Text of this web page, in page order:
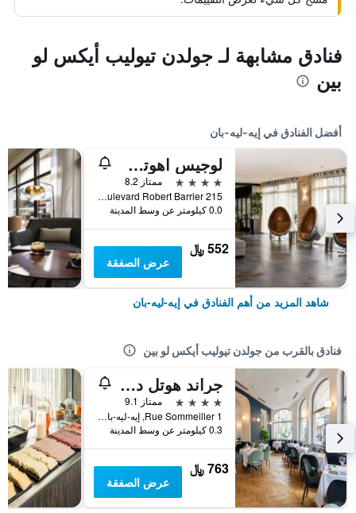
فنادق مشابهة لـ جولدن تيوليب أيكس لو
بين
أفضل الفنادق في إيه-ليه-بان
لوجيس اهوتل آند سبا مارينا دادلفيا
4 نجوم
ممتاز 8.2
215 Boulevard Robert Barrier, إيه-ليه-بان, إقايم سافوا, فرنسا
0.0 كيلومتر عن وسط المدينة
552 ﷼
عرض الصفقة
شاهد المزيد من أهم الفنادق في إيه-ليه-بان
فنادق بالقرب من جولدن تيوليب أيكس لو بين
جراند هوتل دو بارك
4 نجوم
ممتاز 9.1
1 Rue Sommeiller, إيه-ليه-بان, إقايم سافوا, فرنسا
0.3 كيلومتر عن وسط المدينة
763 ﷼
عرض الصفقة